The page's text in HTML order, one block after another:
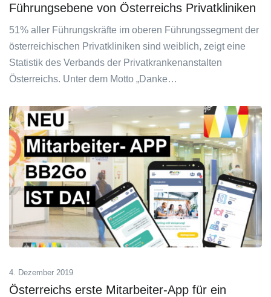
Führungsebene von Österreichs Privatkliniken
51% aller Führungskräfte im oberen Führungssegment der
österreichischen Privatkliniken sind weiblich, zeigt eine
Statistik des Verbands der Privatkrankenanstalten
Österreichs. Unter dem Motto „Danke…
4. Dezember 2019
Österreichs erste Mitarbeiter-App für ein